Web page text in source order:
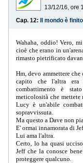
13/12/16, ore
Cap. 12:
Wahaha, oddio! Vero,
cioè che erano in
rimasto pietrificato
Hm, devo ammettere
capito che l'altra
combattimento è
meticolosità che mettete
Lucy è un'abile
sopravvissuta.
Ma questo a Dave non
E' ormai innamorata di
Lui ama l'altra.
Certo, lo ha quasi
Jeff che la conosce
proteggere qualcuno.